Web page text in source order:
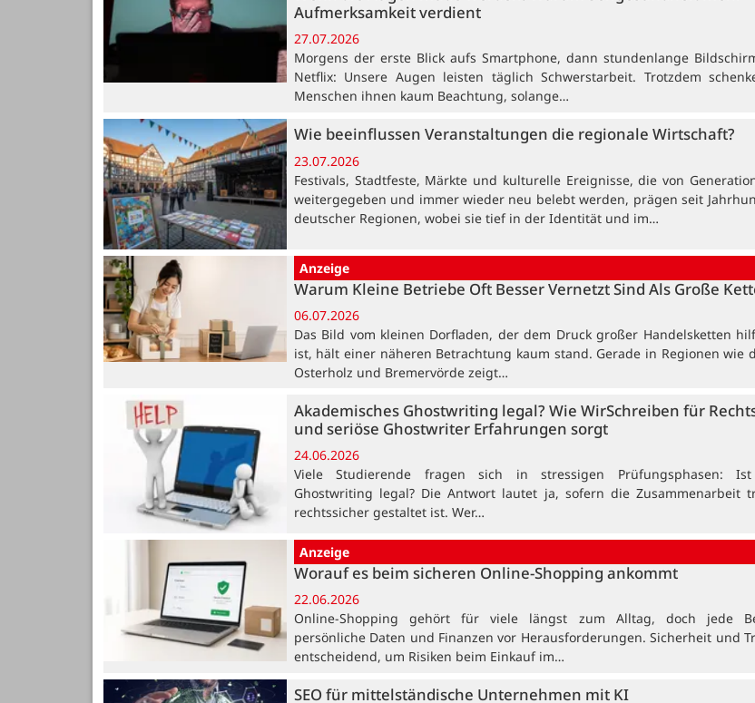
Aufmerksamkeit verdient
27.07.2026
Morgens der erste Blick aufs Smartphone, dann stundenlange
Netflix: Unsere Augen leisten täglich Schwerstarbeit. Trotzdem
Menschen ihnen kaum Beachtung, solange…
Wie beeinflussen Veranstaltungen die regionale Wirtschaft?
23.07.2026
Festivals, Stadtfeste, Märkte und kulturelle Ereignisse, die von
weitergegeben und immer wieder neu belebt werden, prägen seit
deutscher Regionen, wobei sie tief in der Identität und im…
Anzeige
Warum Kleine Betriebe Oft Besser Vernetzt Sind Als Große
06.07.2026
Das Bild vom kleinen Dorfladen, der dem Druck großer Handelsketten
ist, hält einer näheren Betrachtung kaum stand. Gerade in Regionen wie
Osterholz und Bremervörde zeigt…
Akademisches Ghostwriting legal? Wie WirSchreiben für
und seriöse Ghostwriter Erfahrungen sorgt
24.06.2026
Viele Studierende fragen sich in stressigen Prüfungsphasen: Ist
Ghostwriting legal? Die Antwort lautet ja, sofern die Zusammenarbeit
rechtssicher gestaltet ist. Wer…
Anzeige
Worauf es beim sicheren Online-Shopping ankommt
22.06.2026
Online-Shopping gehört für viele längst zum Alltag, doch jede
persönliche Daten und Finanzen vor Herausforderungen. Sicherheit und
entscheidend, um Risiken beim Einkauf im…
SEO für mittelständische Unternehmen mit KI